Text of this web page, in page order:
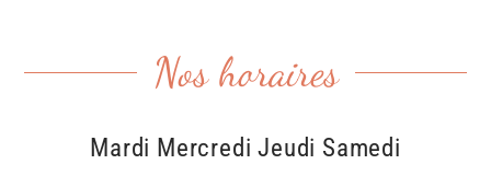
Nos horaires
Mardi Mercredi Jeudi Samedi